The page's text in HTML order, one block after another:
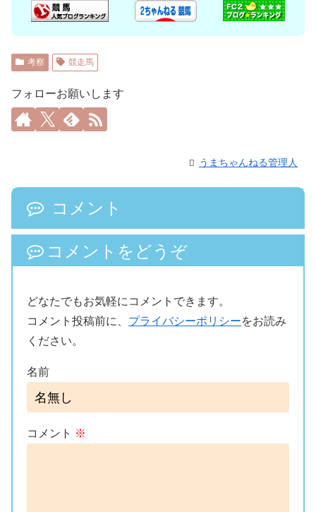
考察 競走馬
フォローお願いします
うまちゃんねる管理人
コメント
コメントをどうぞ
どなたでもお気軽にコメントできます。
コメント投稿前に、 プライバシーポリシーをお読み
ください。
名前
コメント ※